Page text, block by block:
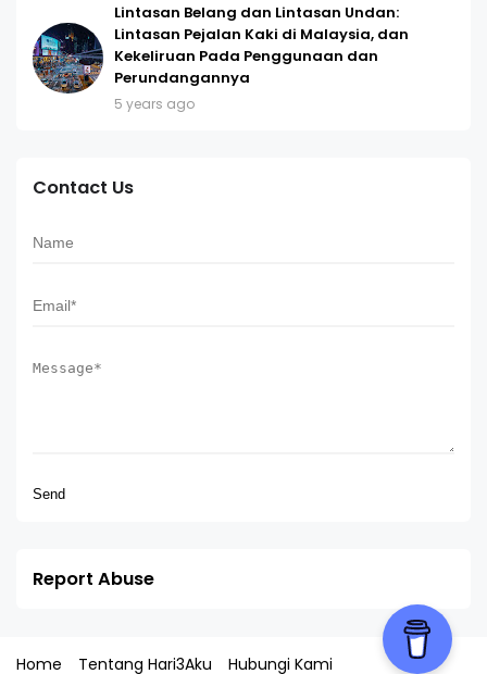
Lintasan Belang dan Lintasan Undan:
Lintasan Pejalan Kaki di Malaysia, dan
Kekeliruan Pada Penggunaan dan
Perundangannya
5 years ago
Contact Us
Report Abuse
Home Tentang Hari3Aku Hubungi Kami